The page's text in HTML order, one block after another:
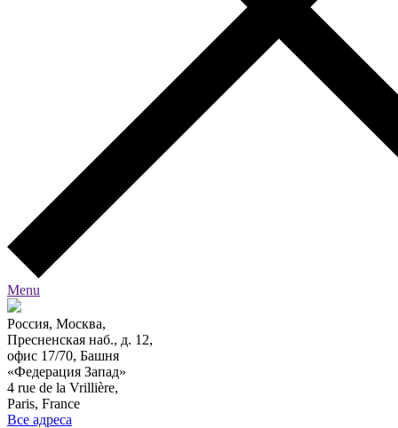
Menu
Россия, Москва,
Пресненская наб., д. 12,
офис 17/70, Башня
«Федерация Запад»
4 rue de la Vrillière,
Paris, France
Все адреса